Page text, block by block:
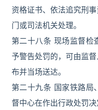
资格证书、依法追究刑
门或司法机关处理。
第二十八条 现场监督检
予警告处罚的，可由监
布并当场送达。
第二十九条 国家铁路局
督中心在作出行政处罚